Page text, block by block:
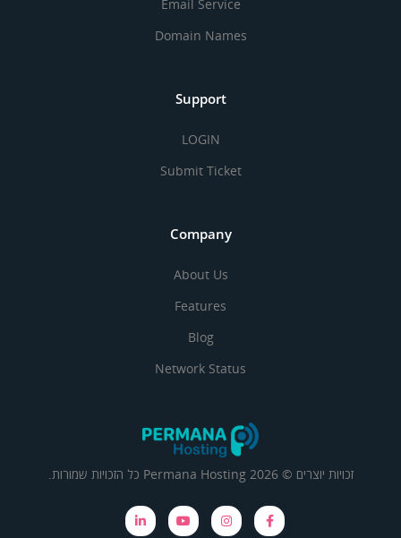
Email Service
Domain Names
Support
LOGIN
Submit Ticket
Company
About Us
Features
Blog
Network Status
זכויות יוצרים © 2026 Permana Hosting כל הזכויות שמורות.